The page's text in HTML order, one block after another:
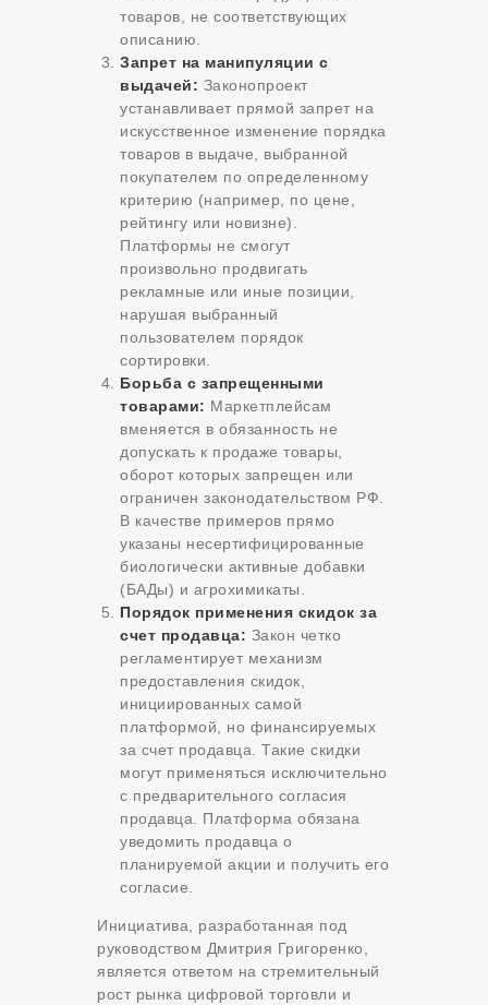
товаров, не соответствующих
описанию.
Запрет на манипуляции с
выдачей: Законопроект
устанавливает прямой запрет на
искусственное изменение порядка
товаров в выдаче, выбранной
покупателем по определенному
критерию (например, по цене,
рейтингу или новизне).
Платформы не смогут
произвольно продвигать
рекламные или иные позиции,
нарушая выбранный
пользователем порядок
сортировки.
Борьба с запрещенными
товарами: Маркетплейсам
вменяется в обязанность не
допускать к продаже товары,
оборот которых запрещен или
ограничен законодательством РФ.
В качестве примеров прямо
указаны несертифицированные
биологически активные добавки
(БАДы) и агрохимикаты.
Порядок применения скидок за
счет продавца: Закон четко
регламентирует механизм
предоставления скидок,
инициированных самой
платформой, но финансируемых
за счет продавца. Такие скидки
могут применяться исключительно
с предварительного согласия
продавца. Платформа обязана
уведомить продавца о
планируемой акции и получить его
согласие.
Инициатива, разработанная под
руководством Дмитрия Григоренко,
является ответом на стремительный
рост рынка цифровой торговли и